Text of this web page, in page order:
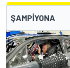
ŞAMPIYONA